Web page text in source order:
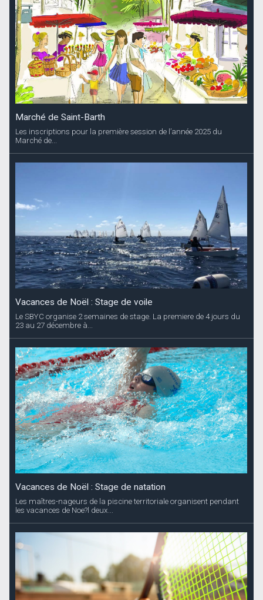
Marché de Saint-Barth
Les inscriptions pour la première session de l’année 2025 du
Marché de...
Vacances de Noël : Stage de voile
Le SBYC organise 2 semaines de stage. La premiere de 4 jours du
23 au 27 décembre à...
Vacances de Noël : Stage de natation
Les maîtres-nageurs de la piscine territoriale organisent pendant
les vacances de Noe?l deux...